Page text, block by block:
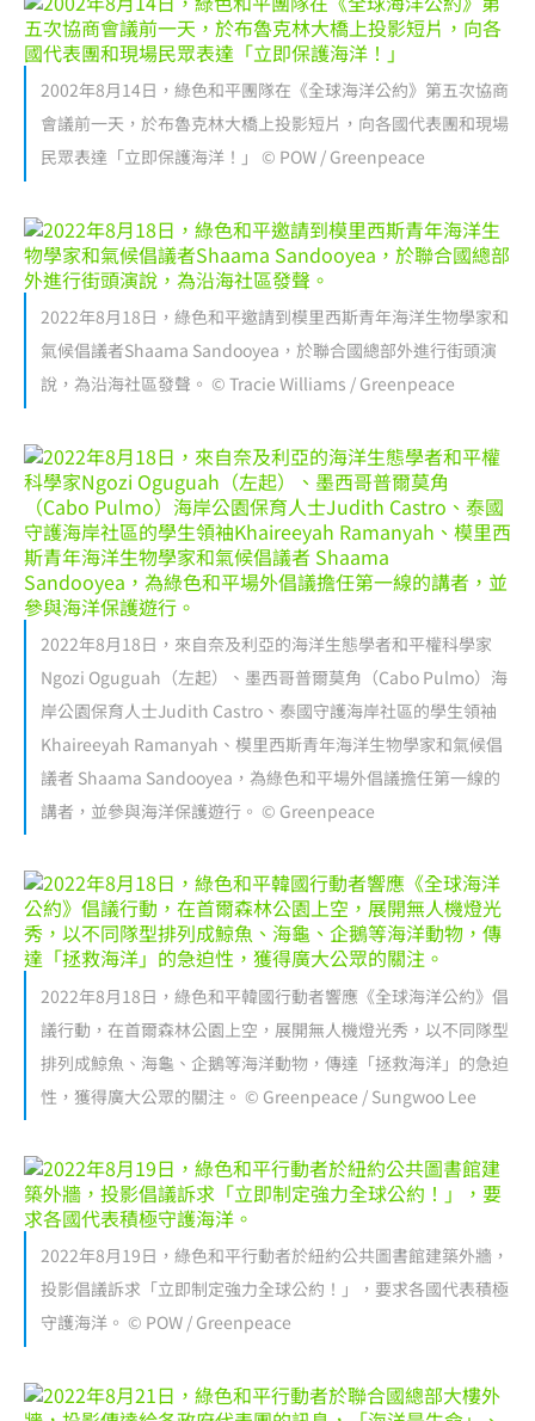
2002年8月14日，綠色和平團隊在《全球海洋公約》第五次協商
會議前一天，於布魯克林大橋上投影短片，向各國代表團和現場
民眾表達「立即保護海洋！」 © POW / Greenpeace
2022年8月18日，綠色和平邀請到模里西斯青年海洋生物學家和
氣候倡議者Shaama Sandooyea，於聯合國總部外進行街頭演
說，為沿海社區發聲。 © Tracie Williams / Greenpeace
2022年8月18日，來自奈及利亞的海洋生態學者和平權科學家
Ngozi Oguguah（左起）、墨西哥普爾莫角（Cabo Pulmo）海
岸公園保育人士Judith Castro、泰國守護海岸社區的學生領袖
Khaireeyah Ramanyah、模里西斯青年海洋生物學家和氣候倡
議者 Shaama Sandooyea，為綠色和平場外倡議擔任第一線的
講者，並參與海洋保護遊行。 © Greenpeace
2022年8月18日，綠色和平韓國行動者響應《全球海洋公約》倡
議行動，在首爾森林公園上空，展開無人機燈光秀，以不同隊型
排列成鯨魚、海龜、企鵝等海洋動物，傳達「拯救海洋」的急迫
性，獲得廣大公眾的關注。 © Greenpeace / Sungwoo Lee
2022年8月19日，綠色和平行動者於紐約公共圖書館建築外牆，
投影倡議訴求「立即制定強力全球公約！」，要求各國代表積極
守護海洋。 © POW / Greenpeace